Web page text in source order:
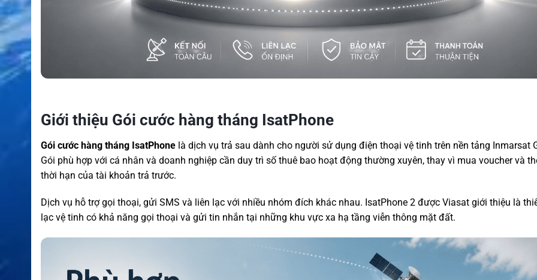
Giới thiệu Gói cước hàng tháng IsatPhone
Gói cước hàng tháng IsatPhone là dịch vụ trả sau dành cho người sử dụng điện thoại vệ tinh trên nền tảng Inmarsat
Gói phù hợp với cá nhân và doanh nghiệp cần duy trì số thuê bao hoạt động thường xuyên, thay vì mua voucher và
thời hạn của tài khoản trả trước.
Dịch vụ hỗ trợ gọi thoại, gửi SMS và liên lạc với nhiều nhóm đích khác nhau. IsatPhone 2 được Viasat giới thiệu là
lạc vệ tinh có khả năng gọi thoại và gửi tin nhắn tại những khu vực xa hạ tầng viễn thông mặt đất.